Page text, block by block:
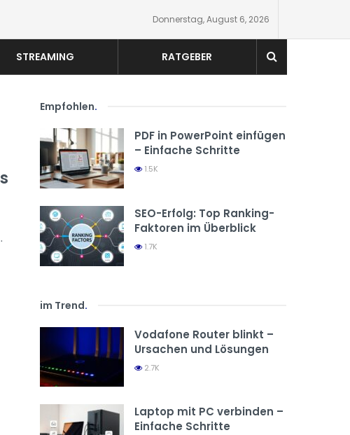
Donnerstag, August 6, 2026
STREAMING RATGEBER
Empfohlen.
PDF in PowerPoint einfügen
– Einfache Schritte
1.5K
SEO-Erfolg: Top Ranking-
Faktoren im Überblick
1.7K
im Trend.
Vodafone Router blinkt –
Ursachen und Lösungen
2.7K
Laptop mit PC verbinden –
Einfache Schritte